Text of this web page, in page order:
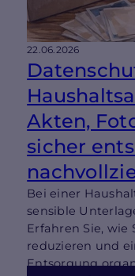
22.06.2026
Akten,
sicher
Bei einer
sensible
Erfahren Sie, wie
reduzieren und
Entsorgung